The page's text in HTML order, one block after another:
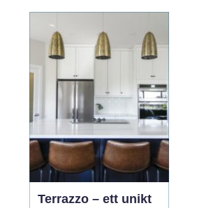
höstar och varma
somrar, utsätts taket för
stora påfrestningar året
runt. Därför spelar valet
02 augusti 2026
Terrazzo – ett unikt